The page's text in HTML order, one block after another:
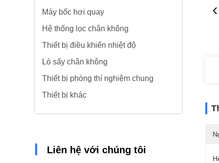
Máy bốc hơi quay
Hệ thống lọc chân không
Thiết bị điều khiển nhiệt độ
Lò sấy chân không
Thiết bị phòng thí nghiệm chung
Thiết bị khác
Liên hệ với chúng tôi